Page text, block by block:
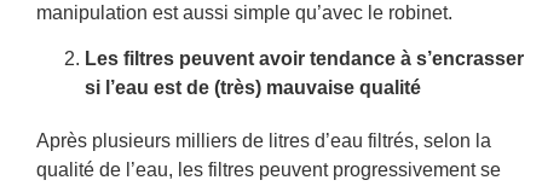
manipulation est aussi simple qu’avec le robinet.
Les filtres peuvent avoir tendance à s’encrasser
si l’eau est de (très) mauvaise qualité
Après plusieurs milliers de litres d’eau filtrés, selon la
qualité de l’eau, les filtres peuvent progressivement se